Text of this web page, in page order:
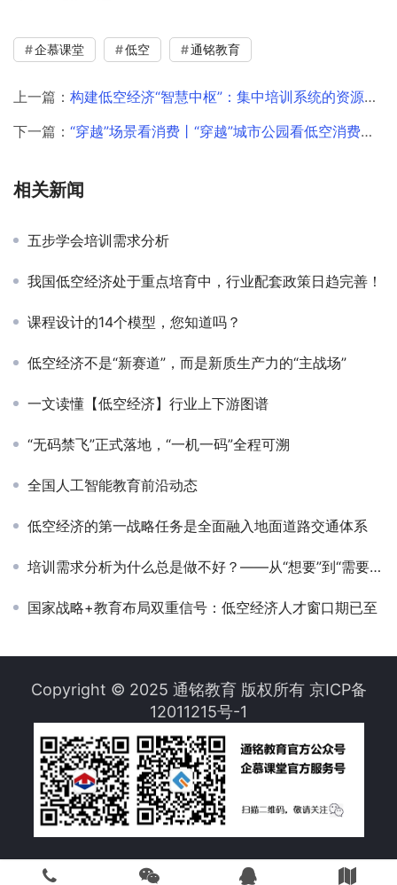
企慕课堂 低空 通铭教育
上一篇： 构建低空经济“智慧中枢”：集中培训系统的资源整合与标准赋能–助力城市抢占万亿蓝海，让安全与效率齐飞
下一篇： “穿越”场景看消费丨“穿越”城市公园看低空消费新场景
相关新闻
五步学会培训需求分析
我国低空经济处于重点培育中，行业配套政策日趋完善！
课程设计的14个模型，您知道吗？
低空经济不是“新赛道”，而是新质生产力的“主战场”
一文读懂【低空经济】行业上下游图谱
“无码禁飞”正式落地，“一机一码”全程可溯
全国人工智能教育前沿动态
低空经济的第一战略任务是全面融入地面道路交通体系
培训需求分析为什么总是做不好？——从“想要”到“需要”的精准洞察
国家战略+教育布局双重信号：低空经济人才窗口期已至
Copyright © 2025 通铭教育 版权所有 京ICP备
12011215号-1